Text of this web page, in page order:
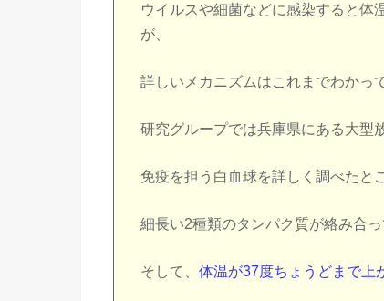
ウイルスや細菌などに感染すると体
が、
詳しいメカニズムはこれまでわかっ
研究グループでは兵庫県にある大型
免疫を担う白血球を詳しく調べたと
細長い2種類のタンパク質が絡み合
そして、体温が37度ちょうどまで上